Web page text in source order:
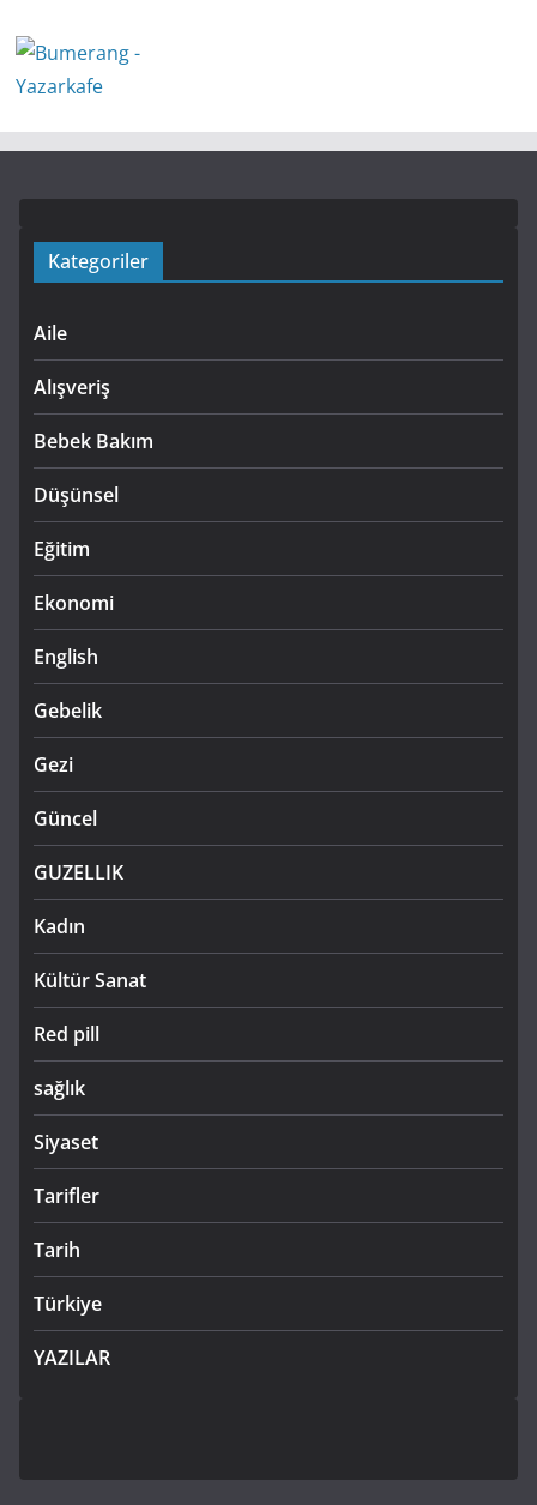
Kategoriler
Aile
Alışveriş
Bebek Bakım
Düşünsel
Eğitim
Ekonomi
English
Gebelik
Gezi
Güncel
GUZELLIK
Kadın
Kültür Sanat
Red pill
sağlık
Siyaset
Tarifler
Tarih
Türkiye
YAZILAR